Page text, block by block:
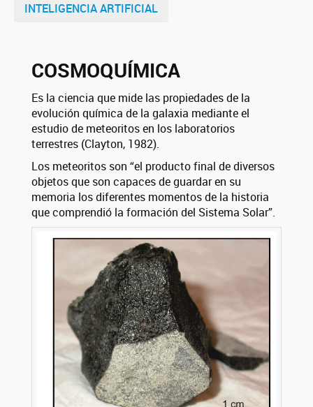
INTELIGENCIA ARTIFICIAL
COSMOQUÍMICA
Es la ciencia que mide las propiedades de la
evolución química de la galaxia mediante el
estudio de meteoritos en los laboratorios
terrestres (Clayton, 1982).
Los meteoritos son “el producto final de diversos
objetos que son capaces de guardar en su
memoria los diferentes momentos de la historia
que comprendió la formación del Sistema Solar”.